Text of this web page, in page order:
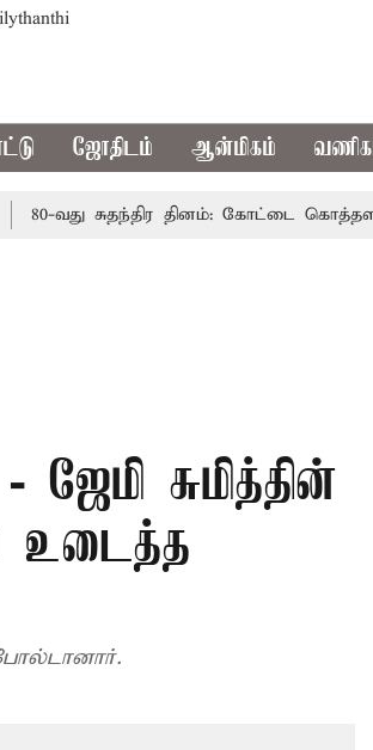
ஜோதிடம் ஆன்மிகம்
வது சுதந்திர தினம்: கோட்டை
சுமித்தின்
உடைத்த